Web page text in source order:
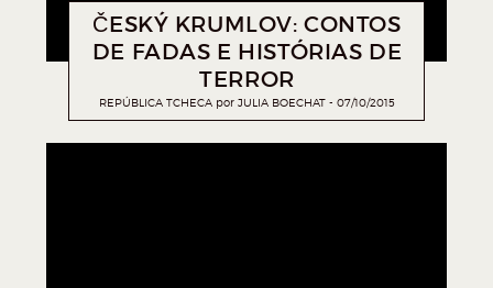
ČESKÝ KRUMLOV: CONTOS
DE FADAS E HISTÓRIAS DE
TERROR
REPÚBLICA TCHECA por JULIA BOECHAT 07/10/2015